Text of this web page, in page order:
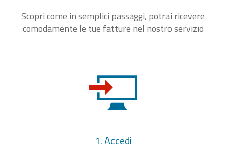
Scopri come in semplici passaggi, potrai ricevere
comodamente le tue fatture nel nostro servizio
1. Accedi